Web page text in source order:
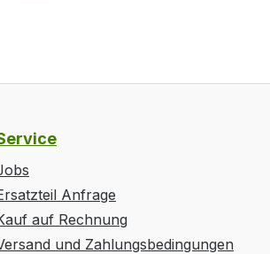
Anfrage
auf Rechnung
und Zahlungsbedingungen